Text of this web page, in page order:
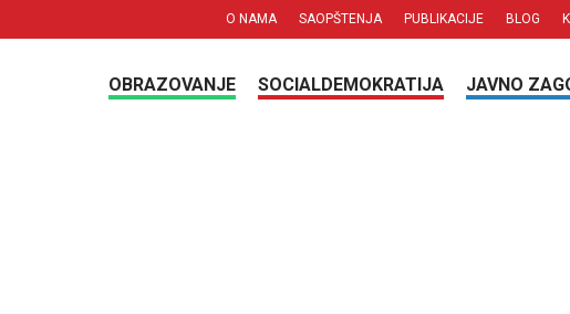
O NAMA SAOPŠTENJA PUBLIKACIJE BLOG
OBRAZOVANJE SOCIALDEMOKRATIJA JAVNO